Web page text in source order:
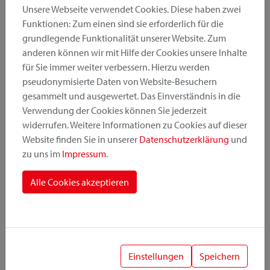
Produktkategorie
Montageposition
Befestigungssystem
Unsere Webseite verwendet Cookies. Diese haben zwei
Funktionen: Zum einen sind sie erforderlich für die
grundlegende Funktionalität unserer Website. Zum
anderen können wir mit Hilfe der Cookies unsere Inhalte
für Sie immer weiter verbessern. Hierzu werden
pseudonymisierte Daten von Website-Besuchern
gesammelt und ausgewertet. Das Einverständnis in die
Verwendung der Cookies können Sie jederzeit
widerrufen. Weitere Informationen zu Cookies auf dieser
Website finden Sie in unserer Datenschutzerklärung und
zu uns im Impressum.
Alle Cookies akzeptieren
Einstellungen Speichern